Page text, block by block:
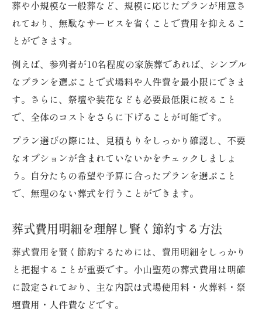
葬や小規模な一般葬など、規模に応じたプランが用意さ
れており、無駄なサービスを省くことで費用を抑えるこ
とができます。
例えば、参列者が10名程度の家族葬であれば、シンプル
なプランを選ぶことで式場料や人件費を最小限にできま
す。さらに、祭壇や装花なども必要最低限に絞ること
で、全体のコストをさらに下げることが可能です。
プラン選びの際には、見積もりをしっかり確認し、不要
なオプションが含まれていないかをチェックしましょ
う。自分たちの希望や予算に合ったプランを選ぶこと
で、無理のない葬式を行うことができます。
葬式費用明細を理解し賢く節約する方法
葬式費用を賢く節約するためには、費用明細をしっかり
と把握することが重要です。小山聖苑の葬式費用は明確
に設定されており、主な内訳は式場使用料・火葬料・祭
壇費用・人件費などです。